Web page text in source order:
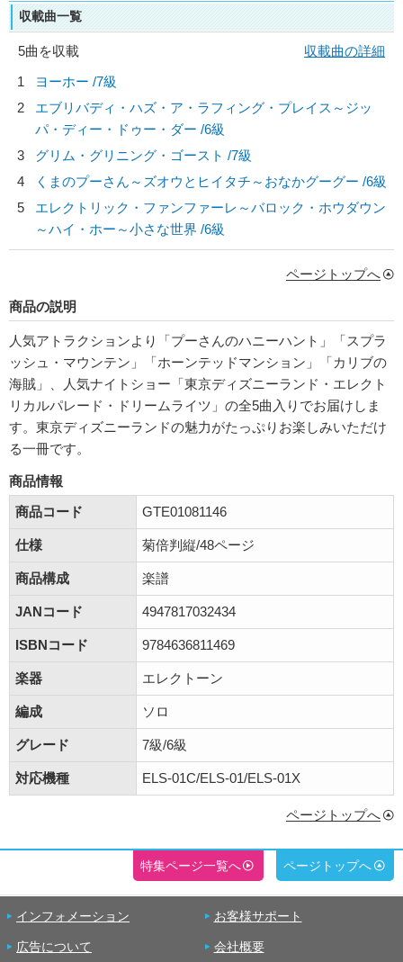
収載曲一覧
5曲を収載
収載曲の詳細
1
ヨーホー /7級
2
エブリバディ・ハズ・ア・ラフィング・プレイス～ジッ
パ・ディー・ドゥー・ダー /6級
3
グリム・グリニング・ゴースト /7級
4
くまのプーさん～ズオウとヒイタチ～おなかグーグー /6級
5
エレクトリック・ファンファーレ～バロック・ホウダウン
～ハイ・ホー～小さな世界 /6級
ページトップへ
商品の説明
人気アトラクションより「プーさんのハニーハント」「スプラ
ッシュ・マウンテン」「ホーンテッドマンション」「カリブの
海賊」、人気ナイトショー「東京ディズニーランド・エレクト
リカルパレード・ドリームライツ」の全5曲入りでお届けしま
す。東京ディズニーランドの魅力がたっぷりお楽しみいただけ
る一冊です。
商品情報
商品コード
GTE01081146
仕様 菊倍判縦/48ページ
商品構成 楽譜
JANコード 4947817032434
ISBNコード 9784636811469
楽器 エレクトーン
編成 ソロ
グレード 7級/6級
対応機種 ELS-01C/ELS-01/ELS-01X
ページトップへ
特集ページ一覧へ ページトップへ
インフォメーション お客様サポート
広告について 会社概要